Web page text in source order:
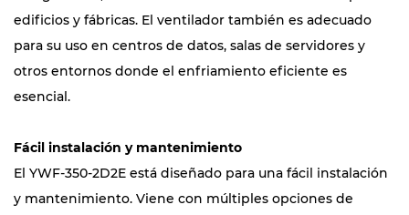
edificios y fábricas. El ventilador también es adecuado
para su uso en centros de datos, salas de servidores y
otros entornos donde el enfriamiento eficiente es
esencial.
Fácil instalación y mantenimiento
El YWF-350-2D2E está diseñado para una fácil instalación
y mantenimiento. Viene con múltiples opciones de